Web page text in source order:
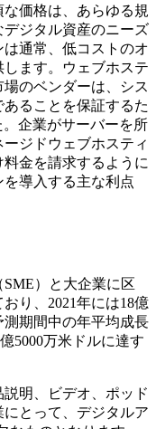
価格は、あらゆる規
ジタル資産のニーズ
通常、低コストのオ
ます。ウェブホステ
のベンダーは、シス
ることを保証するた
企業がサーバーを所
ジドウェブホスティ
金を請求するように
導入する主な利点
）と大企業に区
り、2021年には18億
測期間中の年平均成長
5000万米ドルに達す
明、ビデオ、ポッド
とって、デジタルア